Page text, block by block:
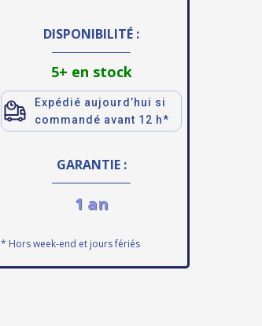
DISPONIBILITÉ :
5+ en stock
Expédié aujourd’hui si
commandé avant 12 h*
GARANTIE :
1 an
* Hors week-end et jours fériés